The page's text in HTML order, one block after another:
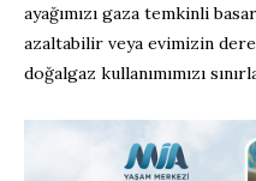
ayağımızı gaza temkinli
azaltabilir veya evimizin
doğalgaz kullanımımızı